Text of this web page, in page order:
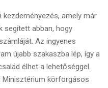
amely már
segített abban, hogy
Az ingyenes
újabb szakaszba lép, így a
élhet a lehetőséggel.
Minisztérium körforgásos